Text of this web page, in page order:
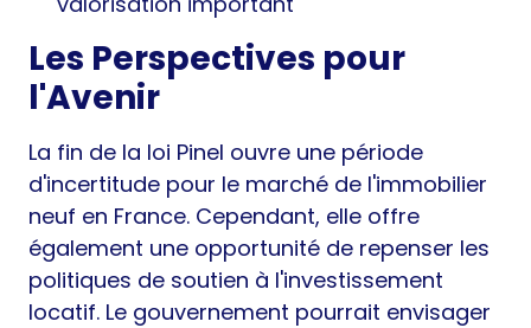
Les Perspectives pour
l'Avenir
La fin de la loi Pinel ouvre une période
d'incertitude pour le marché de l'immobilier
neuf en France. Cependant, elle offre
également une opportunité de repenser les
politiques de soutien à l'investissement
locatif. Le gouvernement pourrait envisager